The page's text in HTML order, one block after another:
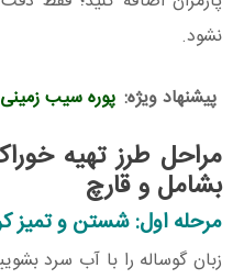
نشود.
پیشنهاد ویژه: پوره سیب
مراحل طرز تهیه
بشامل و قارچ
مرحله اول: شستن و تمیز
زبان گوساله را با آب سرد